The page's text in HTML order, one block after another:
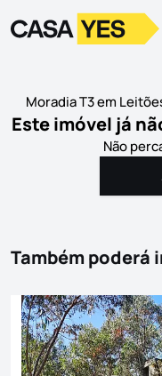
LogoIr para a homepage
Moradia T3 em
Este imóvel já
Não
Também poderá